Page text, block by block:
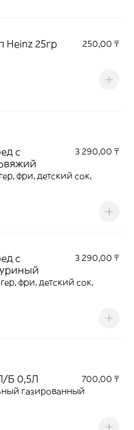
Heinz 25гр
250,00 ₸
с
3 290,00 ₸
фри, детский сок,
с
3 290,00 ₸
фри, детский сок,
Б 0,5Л
700,00 ₸
газированный